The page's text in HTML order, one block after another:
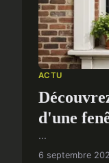
ACTU
d'une
...
6 septembre